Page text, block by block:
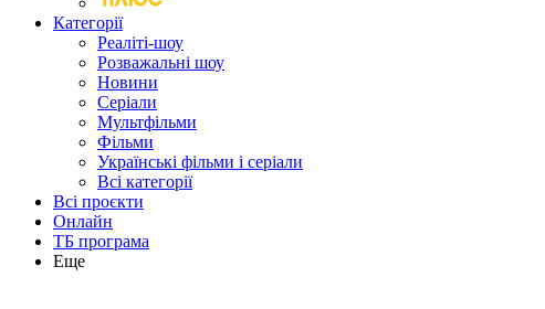
Категорії
Реаліті-шоу
Розважальні шоу
Новини
Серіали
Мультфільми
Фільми
Українські фільми і серіали
Всі категорії
Всі проєкти
Онлайн
ТБ програма
Еще